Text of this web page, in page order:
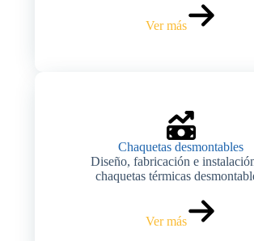
Ver más
Chaquetas desmontables
Diseño, fabricación e
chaquetas térmicas
Ver más